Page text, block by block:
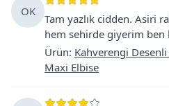
OK
Tam yazlık cidden. Asiri
hem sehirde giyerim ben
Ürün: Kahverengi Desenli
Maxi Elbise